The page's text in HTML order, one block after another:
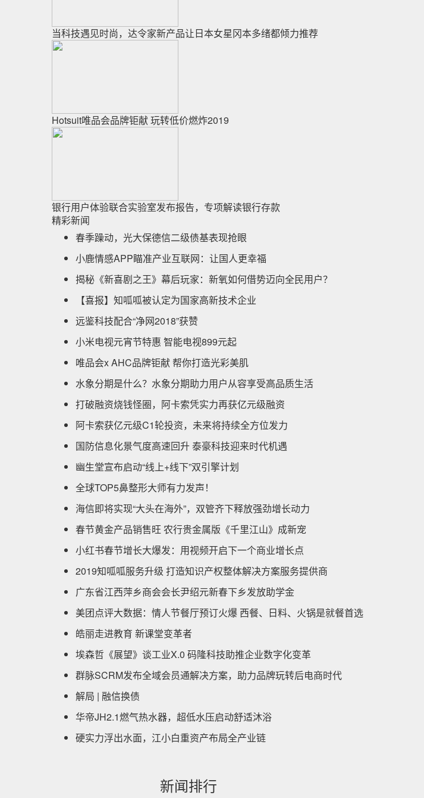
当科技遇见时尚，达令家新产品让日本女星冈本多绪都倾力推荐
Hotsuit唯品会品牌钜献 玩转低价燃炸2019
银行用户体验联合实验室发布报告，专项解读银行存款
精彩新闻
春季躁动，光大保德信二级债基表现抢眼
小鹿情感APP瞄准产业互联网：让国人更幸福
揭秘《新喜剧之王》幕后玩家：新氧如何借势迈向全民用户？
【喜报】知呱呱被认定为国家高新技术企业
远鉴科技配合“净网2018”获赞
小米电视元宵节特惠 智能电视899元起
唯品会x AHC品牌钜献 帮你打造光彩美肌
水象分期是什么？水象分期助力用户从容享受高品质生活
打破融资烧钱怪圈，阿卡索凭实力再获亿元级融资
阿卡索获亿元级C1轮投资，未来将持续全方位发力
国防信息化景气度高速回升 泰豪科技迎来时代机遇
幽生堂宣布启动“线上+线下”双引擎计划
全球TOP5鼻整形大师有力发声！
海信即将实现“大头在海外”，双管齐下释放强劲增长动力
春节黄金产品销售旺 农行贵金属版《千里江山》成新宠
小红书春节增长大爆发：用视频开启下一个商业增长点
2019知呱呱服务升级 打造知识产权整体解决方案服务提供商
广东省江西萍乡商会会长尹绍元新春下乡发放助学金
美团点评大数据：情人节餐厅预订火爆 西餐、日料、火锅是就餐首选
皓丽走进教育 新课堂变革者
埃森哲《展望》谈工业X.0 码隆科技助推企业数字化变革
群脉SCRM发布全域会员通解决方案，助力品牌玩转后电商时代
解局 | 融信换债
华帝JH2.1燃气热水器，超低水压启动舒适沐浴
硬实力浮出水面，江小白重资产布局全产业链
新闻排行